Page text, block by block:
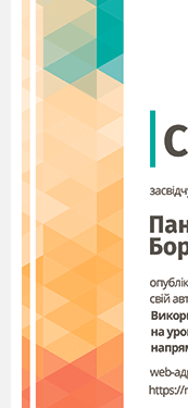
Розкриття теми(
Науковість (2
Цікавість
Дослідницька
Оформлення (2
6. Представлення
Вид проекту:
Газета,
презентація,